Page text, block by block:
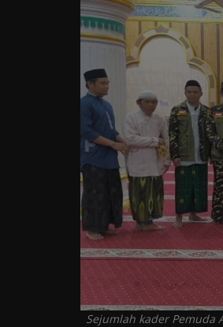
Sejumlah kader Pemuda